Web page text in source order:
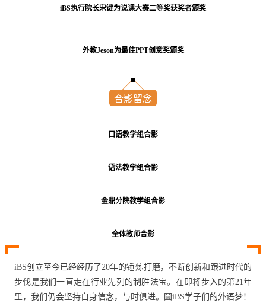
iBS执行院长宋键为说课大赛二等奖获奖者颁奖
外教Jeson为最佳PPT创意奖颁奖
合影留念
口语教学组合影
语法教学组合影
金鼎分院教学组合影
全体教师合影
iBS创立至今已经经历了20年的锤炼打磨，不断创新和跟进时代的
步伐是我们一直走在行业先列的制胜法宝。在即将步入的第21年
里，我们仍会坚持自身信念，与时俱进。圆iBS学子们的外语梦！